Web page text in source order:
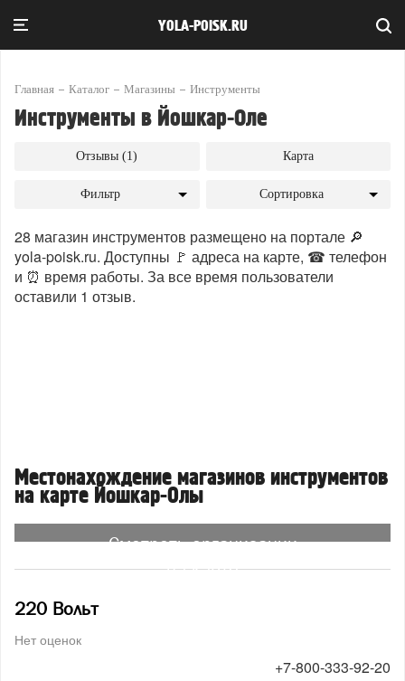
YOLA-POISK.RU
Главная Каталог Магазины Инструменты
Инструменты в Йошкар-Оле
Отзывы (1) Карта
Фильтр Сортировка
28 магазин инструментов размещено на портале 🔎
yola-poisk.ru. Доступны 🚩 адреса на карте, ☎ телефон
и ⏰ время работы. За все время пользователи
оставили 1 отзыв.
Местонахождение магазинов инструментов
на карте Йошкар-Олы
Смотреть организации
на карте
220 Вольт
Нет оценок
+7-800-333-92-20